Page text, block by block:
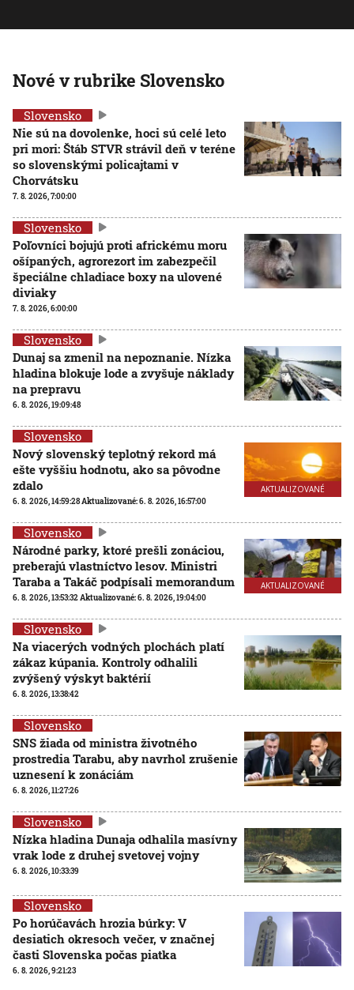
Nové v rubrike Slovensko
Slovensko
Nie sú na dovolenke, hoci sú celé leto
pri mori: Štáb STVR strávil deň v teréne
so slovenskými policajtami v
Chorvátsku
7. 8. 2026, 7:00:00
Slovensko
Poľovníci bojujú proti africkému moru
ošípaných, agrorezort im zabezpečil
špeciálne chladiace boxy na ulovené
diviaky
7. 8. 2026, 6:00:00
Slovensko
Dunaj sa zmenil na nepoznanie. Nízka
hladina blokuje lode a zvyšuje náklady
na prepravu
6. 8. 2026, 19:09:48
AKTUALIZOVANÉ
Slovensko
Nový slovenský teplotný rekord má
ešte vyššiu hodnotu, ako sa pôvodne
zdalo
6. 8. 2026, 14:59:28 Aktualizované:6. 8. 2026, 16:57:00
AKTUALIZOVANÉ
Slovensko
Národné parky, ktoré prešli zonáciou,
preberajú vlastníctvo lesov. Ministri
Taraba a Takáč podpísali memorandum
6. 8. 2026, 13:53:32 Aktualizované:6. 8. 2026, 19:04:00
Slovensko
Na viacerých vodných plochách platí
zákaz kúpania. Kontroly odhalili
zvýšený výskyt baktérií
6. 8. 2026, 13:38:42
Slovensko
SNS žiada od ministra životného
prostredia Tarabu, aby navrhol zrušenie
uznesení k zonáciám
6. 8. 2026, 11:27:26
Slovensko
Nízka hladina Dunaja odhalila masívny
vrak lode z druhej svetovej vojny
6. 8. 2026, 10:33:39
Slovensko
Po horúčavách hrozia búrky: V
desiatich okresoch večer, v značnej
časti Slovenska počas piatka
6. 8. 2026, 9:21:23